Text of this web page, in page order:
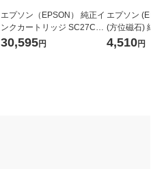
エプソン（EPSON） 純正イ
ンクカートリッジ SC27C70
シアン 1個
30,595円
エプソン
(方位磁石) 純
リッジ 4色パ
4,510円